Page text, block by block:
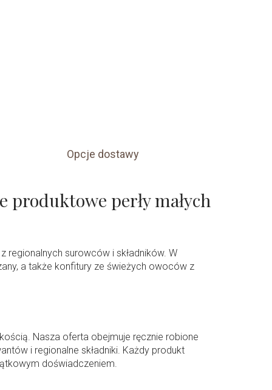
Opcje dostawy
perły małych
surowców i składników. W
a także konfitury ze świeżych owoców z
Nasza oferta obejmuje ręcznie robione
i regionalne składniki. Każdy produkt
doświadczeniem.